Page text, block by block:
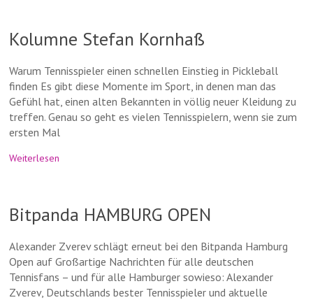
Kolumne Stefan Kornhaß
Warum Tennisspieler einen schnellen Einstieg in Pickleball
finden Es gibt diese Momente im Sport, in denen man das
Gefühl hat, einen alten Bekannten in völlig neuer Kleidung zu
treffen. Genau so geht es vielen Tennisspielern, wenn sie zum
ersten Mal
Weiterlesen
Bitpanda HAMBURG OPEN
Alexander Zverev schlägt erneut bei den Bitpanda Hamburg
Open auf Großartige Nachrichten für alle deutschen
Tennisfans – und für alle Hamburger sowieso: Alexander
Zverev, Deutschlands bester Tennisspieler und aktuelle